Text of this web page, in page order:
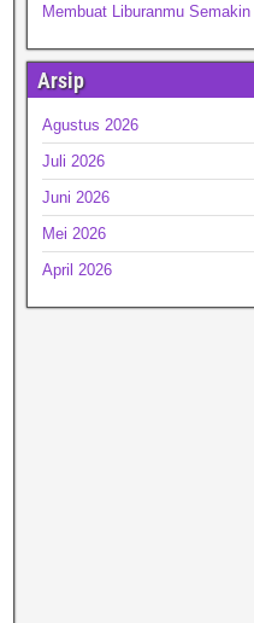
Membuat Liburanmu Semakin
Arsip
Agustus 2026
Juli 2026
Juni 2026
Mei 2026
April 2026